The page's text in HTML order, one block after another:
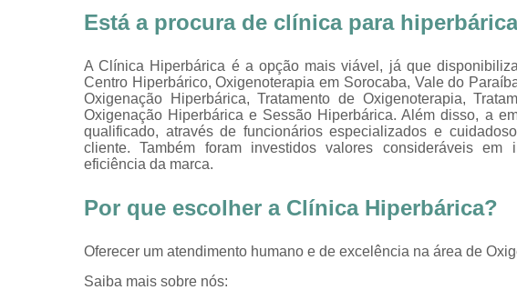
Está a procura de clínica para
A Clínica Hiperbárica é a opção mais viável, já que
Centro Hiperbárico, Oxigenoterapia em Sorocaba, Vale do
Oxigenação Hiperbárica, Tratamento de Oxigenoterapia,
Oxigenação Hiperbárica e Sessão Hiperbárica. Além disso, a
qualificado, através de funcionários especializados e
cliente. Também foram investidos valores consideráveis em
eficiência da marca.
Por que escolher a Clínica Hiperbárica?
Oferecer um atendimento humano e de excelência na área de
Saiba mais sobre nós: